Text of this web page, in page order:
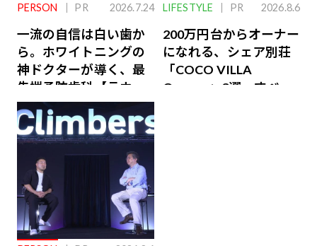
PERSON PR 2026.7.24
一流の自信は白い歯か
ら。ホワイトニングの
神ドクターが導く、最
先端予防歯科【ラウン
ジ会員特典あり】
LIFESTYLE PR 2026.8.6
200万円台からオーナー
になれる、シェア別荘
「COCO VILLA
Owners」3選。すべて